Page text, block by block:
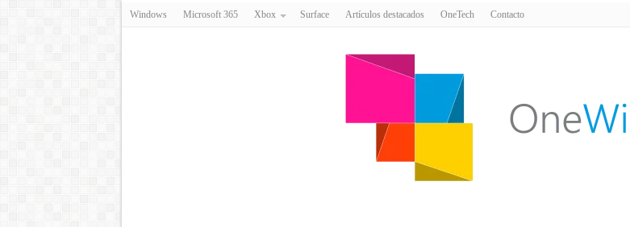
Windows Microsoft 365 Xbox Surface Artículos destacados OneTech Contacto